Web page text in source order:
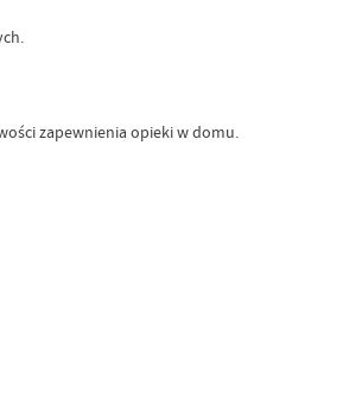
zapewnienia opieki w domu.